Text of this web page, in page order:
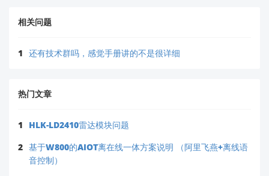
扰措施，特别是在雷达感应与继电器控制共存的系统
如需更详细的电路参考设计，您可以访问我们的官方技
相关模块的应用笔记：
若您在实施过程中遇到具体问题，欢迎将详细设计图和
测试数据发送至我们的技术支持邮箱：
support@hlktech.cn，我们的工程师将为您提供针对
性指导。
相关问题
1 还有技术群吗，感觉手册讲的不是很详细
热门文章
1
HLK-LD2410雷达模块问题
2 基于W800的AIOT离在线一体方案说明 （阿里飞燕+离线语
音控制）